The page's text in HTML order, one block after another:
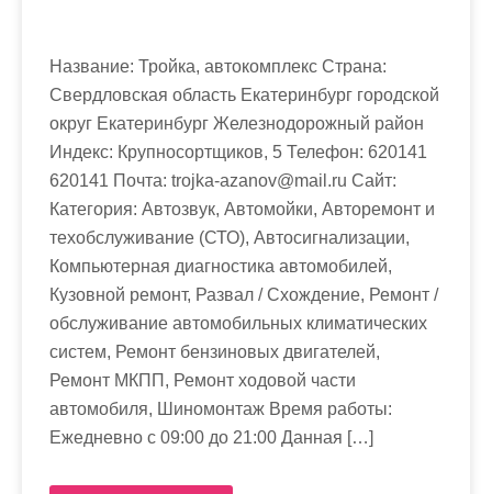
Название: Тройка, автокомплекс Страна:
Свердловская область Екатеринбург городской
округ Екатеринбург Железнодорожный район
Индекс: Крупносортщиков, 5 Телефон: 620141
620141 Почта: trojka-azanov@mail.ru Cайт:
Категория: Автозвук, Автомойки, Авторемонт и
техобслуживание (СТО), Автосигнализации,
Компьютерная диагностика автомобилей,
Кузовной ремонт, Развал / Схождение, Ремонт /
обслуживание автомобильных климатических
систем, Ремонт бензиновых двигателей,
Ремонт МКПП, Ремонт ходовой части
автомобиля, Шиномонтаж Время работы:
Ежедневно с 09:00 до 21:00 Данная […]